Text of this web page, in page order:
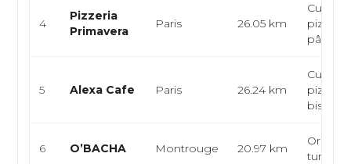
4
Pizzeria
Primavera
Paris 26.05 km
Cuisine
pâtes
5 Alexa Cafe Paris 26.24 km
Cuisine
bistro,
6 O’BACHA Montrouge 20.97 km
turc